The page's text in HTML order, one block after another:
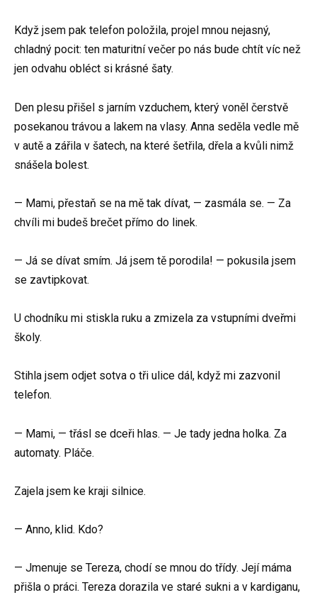
Když jsem pak telefon položila, projel mnou nejasný,
chladný pocit: ten maturitní večer po nás bude chtít víc než
jen odvahu obléct si krásné šaty.
Den plesu přišel s jarním vzduchem, který voněl čerstvě
posekanou trávou a lakem na vlasy. Anna seděla vedle mě
v autě a zářila v šatech, na které šetřila, dřela a kvůli nimž
snášela bolest.
— Mami, přestaň se na mě tak dívat, — zasmála se. — Za
chvíli mi budeš brečet přímo do linek.
— Já se dívat smím. Já jsem tě porodila! — pokusila jsem
se zavtipkovat.
U chodníku mi stiskla ruku a zmizela za vstupními dveřmi
školy.
Stihla jsem odjet sotva o tři ulice dál, když mi zazvonil
telefon.
— Mami, — třásl se dceři hlas. — Je tady jedna holka. Za
automaty. Pláče.
Zajela jsem ke kraji silnice.
— Anno, klid. Kdo?
— Jmenuje se Tereza, chodí se mnou do třídy. Její máma
přišla o práci. Tereza dorazila ve staré sukni a v kardiganu,